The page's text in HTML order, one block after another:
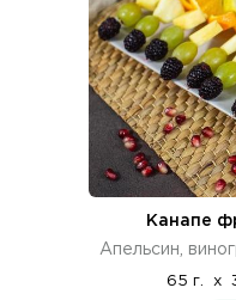
Канапе
Апельсин,
65 г. x